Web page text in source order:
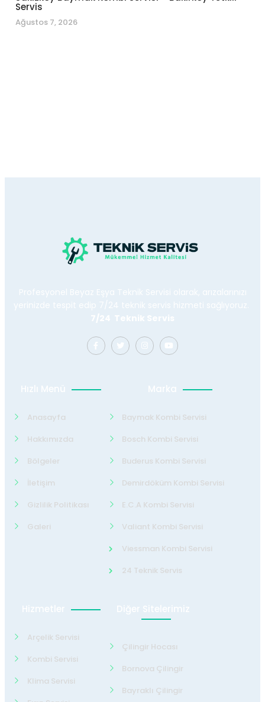
Servis
Ağustos 7, 2026
Profesyonel Beyaz Eşya Teknik Servisi olarak, arızalarınızı
yerinizde tespit edip 7/24 teknik servis hizmeti sağlıyoruz.
7/24 Teknik Servis
Hızlı Menü
Anasayfa
Hakkımızda
Bölgeler
İletişim
Gizlilik Politikası
Galeri
Marka
Baymak Kombi Servisi
Bosch Kombi Servisi
Buderus Kombi Servisi
Demirdöküm Kombi Servisi
E.C.A Kombi Servisi
Valiant Kombi Servisi
Viessman Kombi Servisi
24 Teknik Servis
Hizmetler
Arçelik Servisi
Kombi Servisi
Klima Servisi
Diğer Sitelerimiz
Çilingir Hocası
Bornova Çilingir
Bayraklı Çilingir